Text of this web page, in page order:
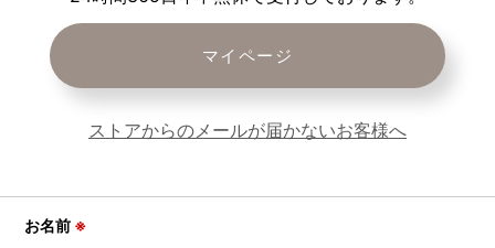
マイページ
ストアからのメールが届かないお客様へ
お名前 ※